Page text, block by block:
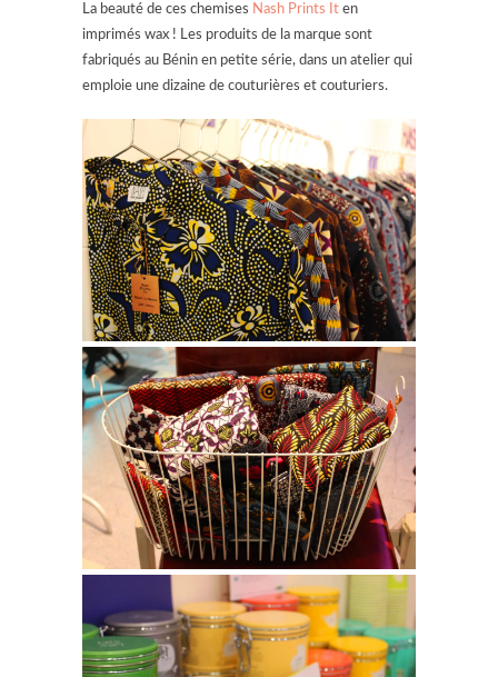
La beauté de ces chemises Nash Prints It en
imprimés wax ! Les produits de la marque sont
fabriqués au Bénin en petite série, dans un atelier qui
emploie une dizaine de couturières et couturiers.